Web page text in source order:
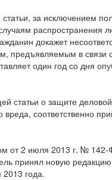
за исключением
распространения
докажет
предъявляемым в связи
один год со дня
статьи о защите
соответственно
от 2 июля 2013 г. №
принял новую
2013 года.